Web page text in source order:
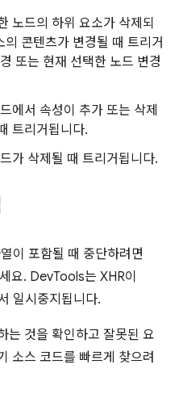
노드의 하위 요소가 삭제되
콘텐츠가 변경될 때 트리거
또는 현재 선택한 노드 변경
에서 속성이 추가 또는 삭제
트리거됩니다.
가 삭제될 때 트리거됩니다.
이 포함될 때 중단하려면
요. DevTools는 XHR이
일시중지됩니다.
는 것을 확인하고 잘못된 요
소스 코드를 빠르게 찾으려